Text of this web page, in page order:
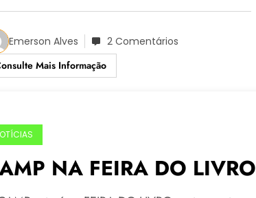
Emerson Alves
2 Comentários
Mais Informação
NA FEIRA DO LIVRO